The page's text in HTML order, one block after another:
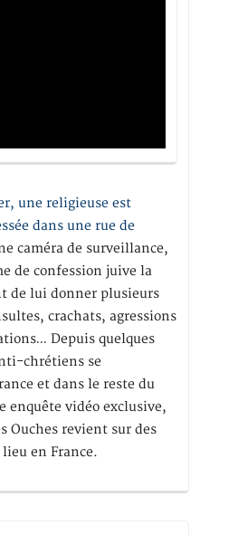
une religieuse est
dans une rue de
caméra de surveillance,
de confession juive la
de lui donner plusieurs
crachats, agressions
Depuis quelques
chrétiens se
et dans le reste du
enquête vidéo exclusive,
Ouches revient sur des
en France.